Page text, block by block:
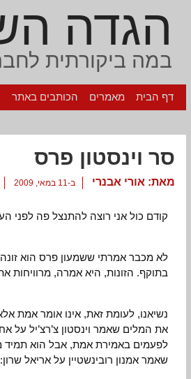
הגדה
במה ביקורתית
דף הבית מאמרים הכותבים באתר
סר וינסטון פרס
מאת: אורי אבנרי ב-11 במאי, 2009
קודם כול אני רוצה להתנצל פה לפני
לא מכבר אמרתי ששמעון פרס הוא
בתוקף. הזונות, היא אמרה, מרוויחות
נשיאנו, לעומת זאת, אינו אומר אמת
את המלים שאמר וינסטון צ’רצ’יל
לפעמים באמירת אמת, אבל הוא תמיד
שאמר אמנון רובינשטיין על אריאל